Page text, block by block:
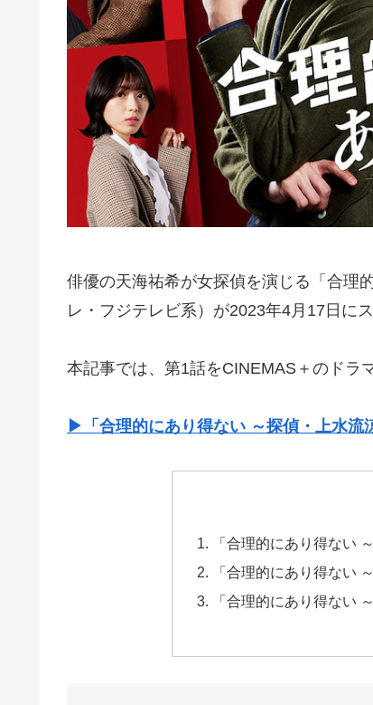
俳優の天海祐希が女探偵を演じる「合理
レ・フジテレビ系）が2023年4月17日に
本記事では、第1話をCINEMAS＋のドラ
▶︎「合理的にあり得ない ～探偵・上水流
「合理的にあり得ない
「合理的にあり得ない
「合理的にあり得ない